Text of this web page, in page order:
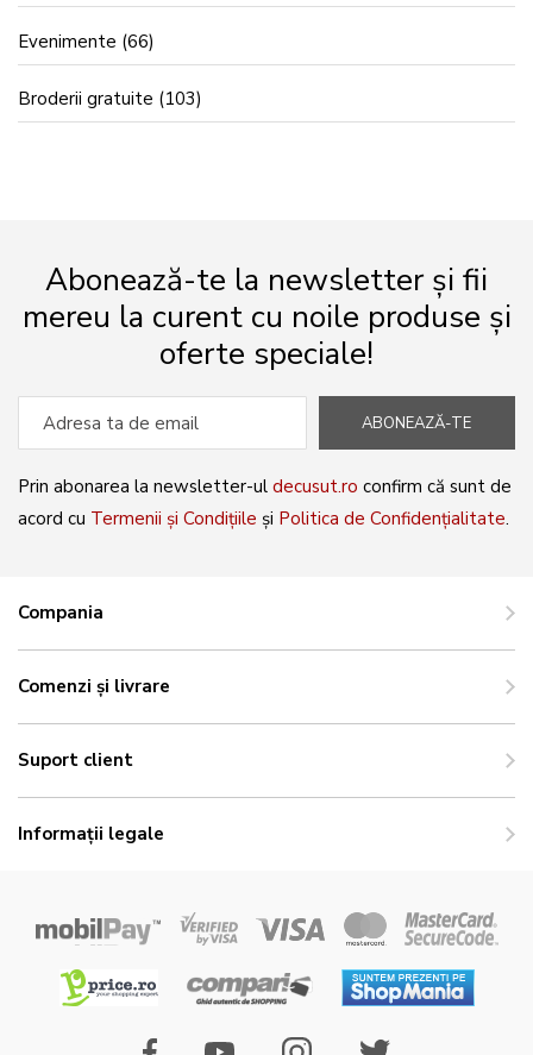
Evenimente (66)
Broderii gratuite (103)
Abonează-te la newsletter și fii
mereu la curent cu noile produse și
oferte speciale!
ABONEAZĂ-TE
Prin abonarea la newsletter-ul decusut.ro confirm că sunt de
acord cu Termenii și Condițiile și Politica de Confidențialitate.
Compania
Comenzi și livrare
Suport client
Informații legale